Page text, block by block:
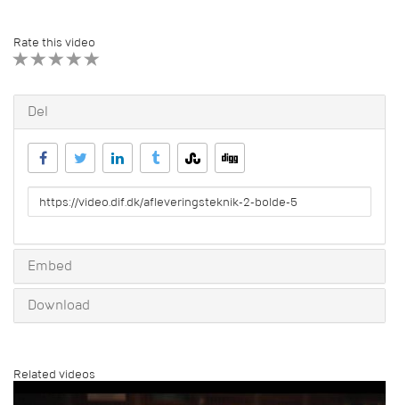
Rate this video
Del
URL
to
Embed
Download
Related videos